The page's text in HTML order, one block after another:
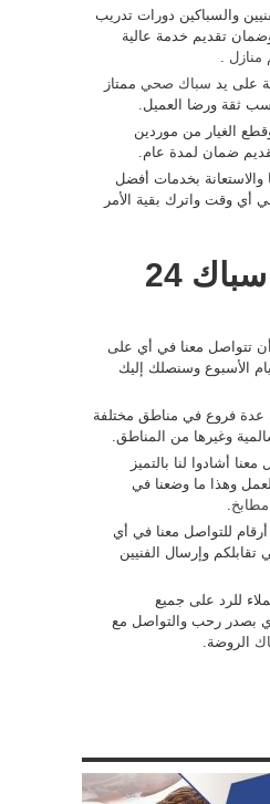
والسباكين دورات تدريب
تقديم خدمة عالية
منازل .
على يد سباك صحي ممتاز
ثقة ورضا العميل.
الغيار من موردين
ضمان لمدة عام.
والاستعانة بخدمات أفضل
وقت واترك بقية الأمر
فني صحي سباك 24
تتواصل معنا في أي على
أيام الأسبوع وسنصلك إليك
عدة فروع في مناطق مختلفة
وغيرها من المناطق.
أشادوا لنا بالتميز
وهذا ما وضعنا في
.
للتواصل معنا في أي
وإرسال الفنيين
للرد على جميع
بصدر رحب والتواصل مع
الروضة.